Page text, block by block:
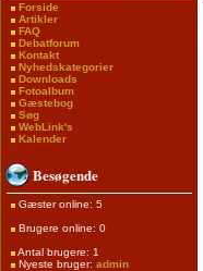
Forside
Artikler
FAQ
Debatforum
Kontakt
Nyhedskategorier
Downloads
Fotoalbum
Gæstebog
Søg
WebLink's
Kalender
Besøgende
Gæster online: 5
Brugere online: 0
Antal brugere: 1
Nyeste bruger: admin